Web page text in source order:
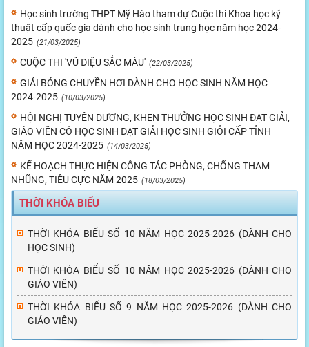
Học sinh trường THPT Mỹ Hào tham dự Cuộc thi Khoa học kỹ
thuật cấp quốc gia dành cho học sinh trung học năm học 2024-
2025 (21/03/2025)
CUỘC THI 'VŨ ĐIỆU SẮC MÀU' (22/03/2025)
GIẢI BÓNG CHUYỀN HƠI DÀNH CHO HỌC SINH NĂM HỌC
2024-2025 (10/03/2025)
HỘI NGHỊ TUYÊN DƯƠNG, KHEN THƯỞNG HỌC SINH ĐẠT GIẢI,
GIÁO VIÊN CÓ HỌC SINH ĐẠT GIẢI HỌC SINH GIỎI CẤP TỈNH
NĂM HỌC 2024-2025 (14/03/2025)
KẾ HOẠCH THỰC HIỆN CÔNG TÁC PHÒNG, CHỐNG THAM
NHŨNG, TIÊU CỰC NĂM 2025 (18/03/2025)
THỜI KHÓA BIỂU
THỜI KHÓA BIỂU SỐ 10 NĂM HỌC 2025-2026 (DÀNH CHO
HỌC SINH)
THỜI KHÓA BIỂU SỐ 10 NĂM HỌC 2025-2026 (DÀNH CHO
GIÁO VIÊN)
THỜI KHÓA BIỂU SỐ 9 NĂM HỌC 2025-2026 (DÀNH CHO
GIÁO VIÊN)